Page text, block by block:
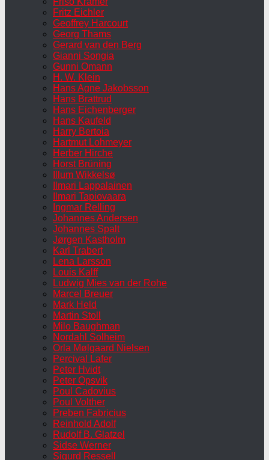
Fritz Eichler
Geoffrey Harcourt
Georg Thams
Gerard van den Berg
Gianni Songia
Gunni Omann
H. W. Klein
Hans Agne Jakobsson
Hans Brattrud
Hans Eichenberger
Hans Kaufeld
Harry Bertoia
Hartmut Lohmeyer
Herber Hirche
Horst Brüning
Illum Wikkelsø
Ilmari Lappalainen
Ilmari Tapiovaara
Ingmar Relling
Johannes Andersen
Johannes Spalt
Jørgen Kastholm
Karl Trabert
Lena Larsson
Louis Kalff
Ludwig Mies van der Rohe
Marcel Breuer
Mark Held
Martin Stoll
Milo Baughman
Nordahl Solheim
Orla Mølgaard Nielsen
Percival Lafer
Peter Hvidt
Peter Opsvik
Poul Cadovius
Poul Volther
Preben Fabricius
Reinhold Adolf
Rudolf B. Glatzel
Sidse Werner
Sigurd Ressell